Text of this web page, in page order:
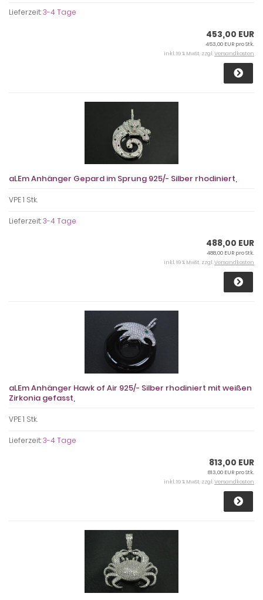
Lieferzeit:3-4 Tage
453,00 EUR
453,00 EUR pro Stk.
inkl. 19 % MwSt. zzgl.Versandkosten
aLEm Anhänger Gepard im Sprung 925/- Silber rhodiniert,
VPE 1 Stk.
Lieferzeit:3-4 Tage
488,00 EUR
488,00 EUR pro Stk.
inkl. 19 % MwSt. zzgl.Versandkosten
aLEm Anhänger Hawk of Air 925/- Silber rhodiniert mit weißen
Zirkonia gefasst,
VPE 1 Stk.
Lieferzeit:3-4 Tage
813,00 EUR
813,00 EUR pro Stk.
inkl. 19 % MwSt. zzgl.Versandkosten